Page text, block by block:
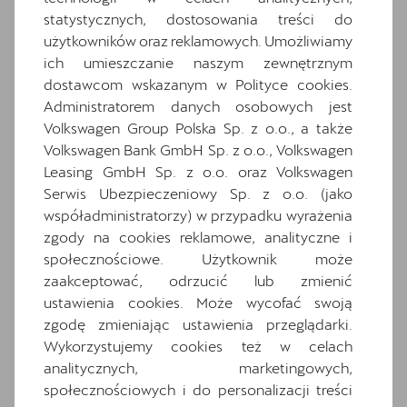
Czujniki parkowania z przodu i z tyłu
Dwupoziomowa podłoga bagażnika
Gniazdo 12V z przodu i 230V w bagażniku
Informacje o oponach
Media System Plus: 12.9-calowy kolorowy
ekran dotykowy
Osłony przeciwsłoneczne kierowcy i
pasażera z zamykanymi i podświetlanymi
lusterkami
Oświetlenie powitalne LED w lusterkach
bocznych
Relingi dachowe w kolorze lśniącej czerni
Schowek z funkcją bezprzewodowego
ładowania telefonu
Speed limiter
System Front Cross traffic assist
statystycznych, dostosowania treści do
użytkowników oraz reklamowych. Umożliwiamy
ich umieszczanie naszym zewnętrznym
dostawcom wskazanym w Polityce cookies.
Administratorem danych osobowych jest
Volkswagen Group Polska Sp. z o.o., a także
Volkswagen Bank GmbH Sp. z o.o., Volkswagen
Leasing GmbH Sp. z o.o. oraz Volkswagen
Serwis Ubezpieczeniowy Sp. z o.o. (jako
współadministratorzy) w przypadku wyrażenia
zgody na cookies reklamowe, analityczne i
społecznościowe. Użytkownik może
zaakceptować, odrzucić lub zmienić
ustawienia cookies. Może wycofać swoją
zgodę zmieniając ustawienia przeglądarki.
Wykorzystujemy cookies też w celach
analitycznych, marketingowych,
społecznościowych i do personalizacji treści